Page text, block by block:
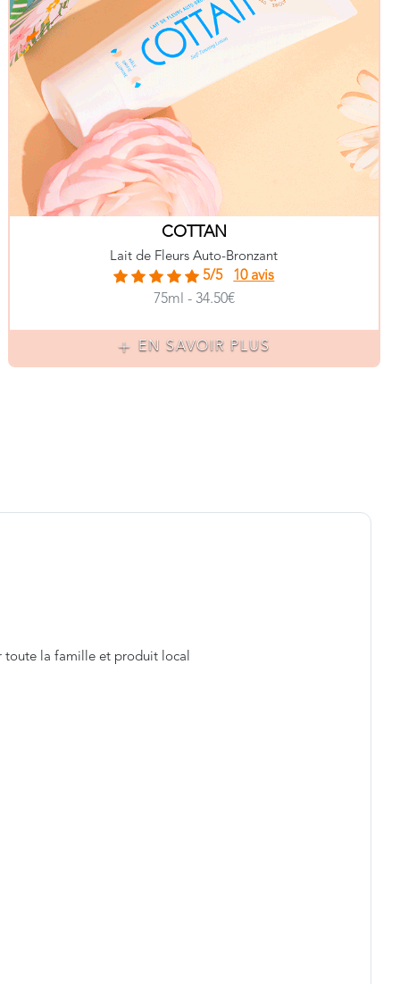
COTTAN
Lait de Fleurs Auto-Bronzant
5/5
10 avis
75ml - 34.50€
EN SAVOIR PLUS
toute la famille et produit local